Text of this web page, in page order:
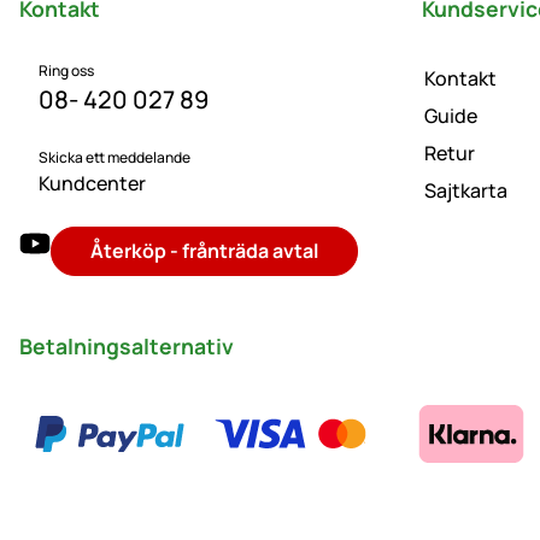
Kontakt
Ring oss
08- 420 027 89
Skicka ett meddelande
Kundcenter
Återköp - frånträda avtal
Kontakt
Guide
Retur
Sajtkarta
Betalningsalternativ